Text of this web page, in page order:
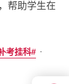
帮助学生在
考挂科
·